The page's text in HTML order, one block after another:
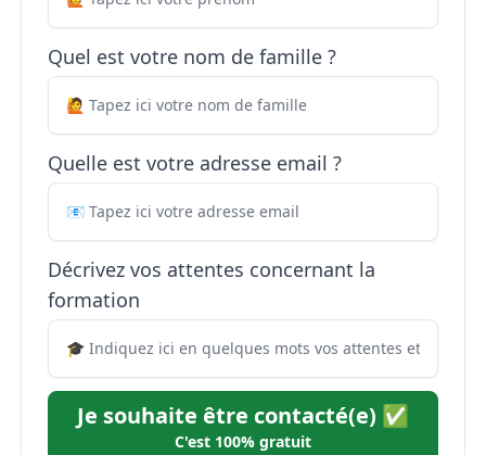
Quel est votre nom de famille ?
Quelle est votre adresse email ?
Décrivez vos attentes concernant la
formation
Je souhaite être contacté(e) ✅
C'est 100% gratuit